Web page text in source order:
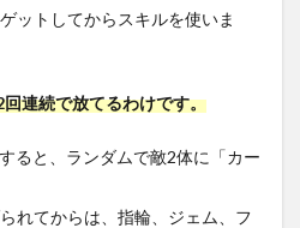
ットしてからスキルを使いま
連続で放てるわけです。
ると、ランダムで敵2体に「カー
れてからは、指輪、ジェム、フ